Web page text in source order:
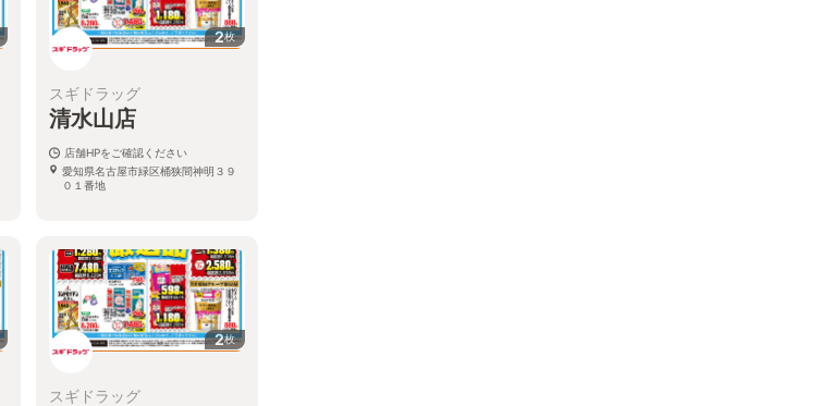
2枚
スギドラッグ
清水山店
店舗HPをご確認ください
愛知県名古屋市緑区桶狭間神明３９
０１番地
2枚
スギドラッグ